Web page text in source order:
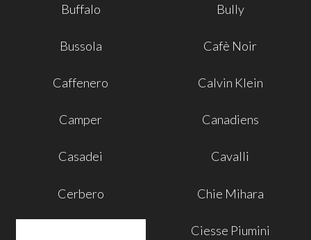
Buffalo Bully
Bussola Cafè Noir
Caffenero Calvin Klein
Camper Canadiens
Casadei Cavalli
Cerbero Chie Mihara
Ciesse Piumini